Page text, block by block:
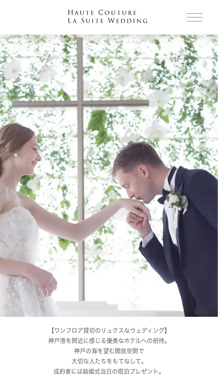
【ワンフロア貸切のリュクスなウェディング】
神戸港を間近に感じる優美なホテルへの招待。
神戸の海を望む開放空間で
大切な人たちをもてなして。
成約者には結婚式当日の宿泊プレゼント。